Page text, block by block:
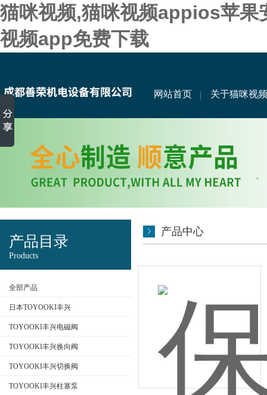
猫咪视频,猫咪视频appios苹果
视频app免费下载
网站首页 关于猫咪视频
产品目录
Products
全部产品
日本TOYOOKI丰兴
TOYOOKI丰兴电磁阀
TOYOOKI丰兴换向阀
TOYOOKI丰兴切换阀
TOYOOKI丰兴柱塞泵
产品中心